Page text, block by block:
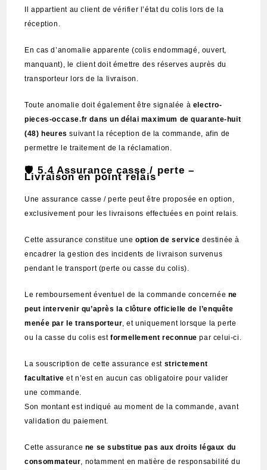
Il appartient au client de vérifier l’état du colis lors de la
réception.
En cas d’anomalie apparente (colis endommagé, ouvert,
manquant), le client doit émettre des réserves auprès du
transporteur lors de la livraison.
Toute anomalie doit également être signalée à electro-
pieces-occase.fr dans un délai maximum de quarante-huit
(48) heures suivant la réception de la commande, afin de
permettre le traitement de la réclamation.
🛡️ 5.4 Assurance casse / perte –
Livraison en point relais
Une assurance casse / perte peut être proposée en option,
exclusivement pour les livraisons effectuées en point relais.
Cette assurance constitue uneoption de service destinée à
encadrer la gestion des incidents de livraison survenus
pendant le transport (perte ou casse du colis).
Le remboursement éventuel de la commande concernée ne
peut intervenir qu’après la clôture officielle de l’enquête
menée par le transporteur, et uniquement lorsque la perte
ou la casse du colis estformellement reconnue par celui-ci.
La souscription de cette assurance est strictement
facultative et n’est en aucun cas obligatoire pour valider
une commande.
Son montant est indiqué au moment de la commande, avant
validation du paiement.
Cette assurance ne se substitue pas aux droits légaux du
consommateur, notamment en matière de responsabilité du